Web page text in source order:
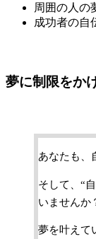
周囲の人の
成功者の自
夢に制限をか
あなたも、
そして、“
いませんか
夢を叶えて